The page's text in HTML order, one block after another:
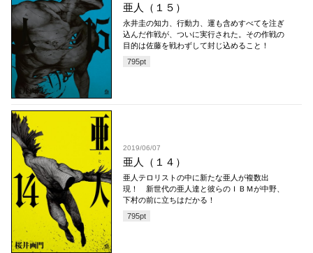
亜人（１５）
永井圭の知力、行動力、運も含めすべてを注ぎ
込んだ作戦が、ついに実行された。その作戦の
目的は佐藤を戦わずして封じ込めること！
795pt
2019/06/07
亜人（１４）
亜人テロリストの中に新たな亜人が複数出
現！ 新世代の亜人達と彼らのＩＢＭが中野、
下村の前に立ちはだかる！
795pt